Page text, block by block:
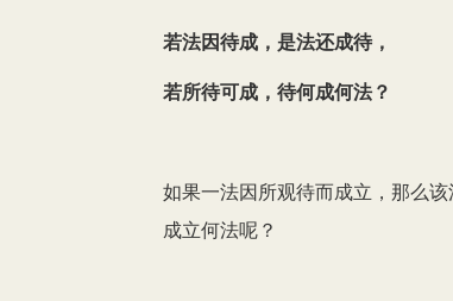
若法因待成，是法还成待，
若所待可成，待何成何法？
如果一法因所观待而成立，那么
成立何法呢？